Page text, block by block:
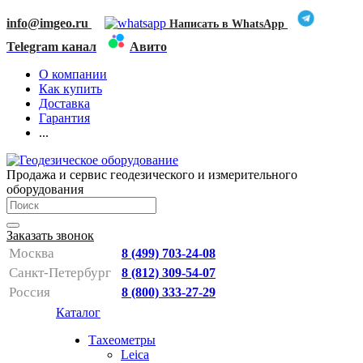
info@imgeo.ru Написать в WhatsApp
Telegram канал
Авито
О компании
Как купить
Доставка
Гарантия
...
Продажа и сервис геодезического и измерительного
оборудования
Заказать звонок
Москва 8 (499) 703-24-08
Санкт-Петербург 8 (812) 309-54-07
Россия 8 (800) 333-27-29
Каталог
Тахеометры
Leica